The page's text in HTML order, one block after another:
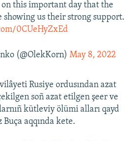
this important day that the
showing us their strong support.
0CUeHyZxEd
(@OlekKorn) May 8, 2022
Rusiye ordusından azat
soñ azat etilgen şeer ve
kütleviy ölümi alları qayd
aqqında kete.